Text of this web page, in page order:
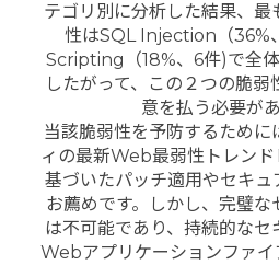
テゴリ別に分析した結果、最
性はSQL Injection（36%
Scripting（18%、6件)で全体
したがって、この２つの脆
意を払う必要があ
当該脆弱性を予防するために
ィの最新Web最弱性トレン
基づいたパッチ適用やセキュ
お薦めです。しかし、完璧
は不可能であり、持続的なセ
Webアプリケーションファ